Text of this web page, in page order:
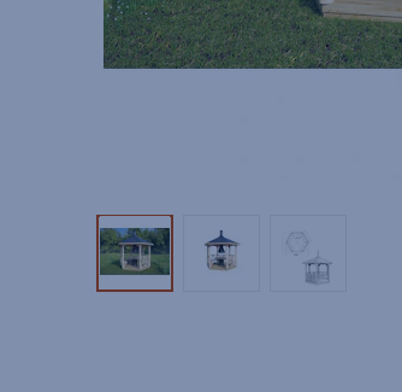
Tuotekuva 1Tuotekuva 2Tuotekuva 3